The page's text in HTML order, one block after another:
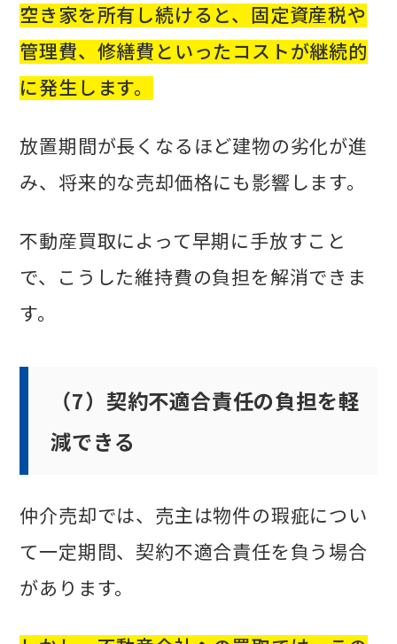
空き家を所有し続けると、固定資産税や
管理費、修繕費といったコストが継続的
に発生します。
放置期間が長くなるほど建物の劣化が進
み、将来的な売却価格にも影響します。
不動産買取によって早期に手放すこと
で、こうした維持費の負担を解消できま
す。
（7）契約不適合責任の負担を軽
減できる
仲介売却では、売主は物件の瑕疵につい
て一定期間、契約不適合責任を負う場合
があります。